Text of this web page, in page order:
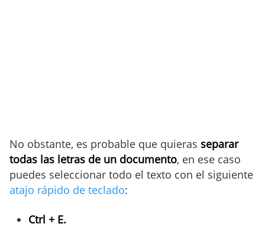
No obstante, es probable que quieras separar
todas las letras de un documento, en ese caso
puedes seleccionar todo el texto con el siguiente
atajo rápido de teclado:
Ctrl + E.